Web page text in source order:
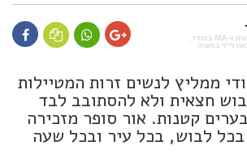
בעלת BA בתקשורת ו-MA במגדר,
לייף במשרה
ממליץ לנשים זרות המטיילות
חצאית ולא להסתובב לבד
קטנות. אור סופר מזכירה
לבוש, בכל עיר ובכל שעה